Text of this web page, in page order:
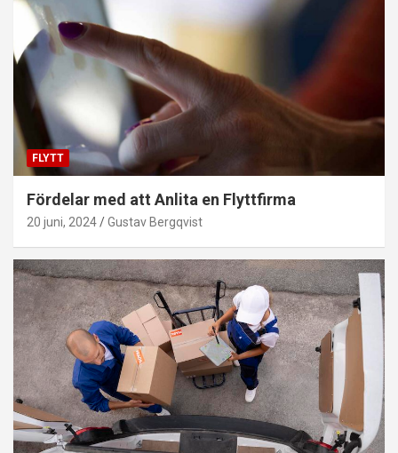
FLYTT
Fördelar med att Anlita en Flyttfirma
20 juni, 2024 Gustav Bergqvist